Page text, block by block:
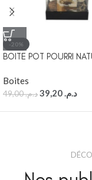
-20%
BOITE POT POURRI
Boites
د.م.49,00 د.م.